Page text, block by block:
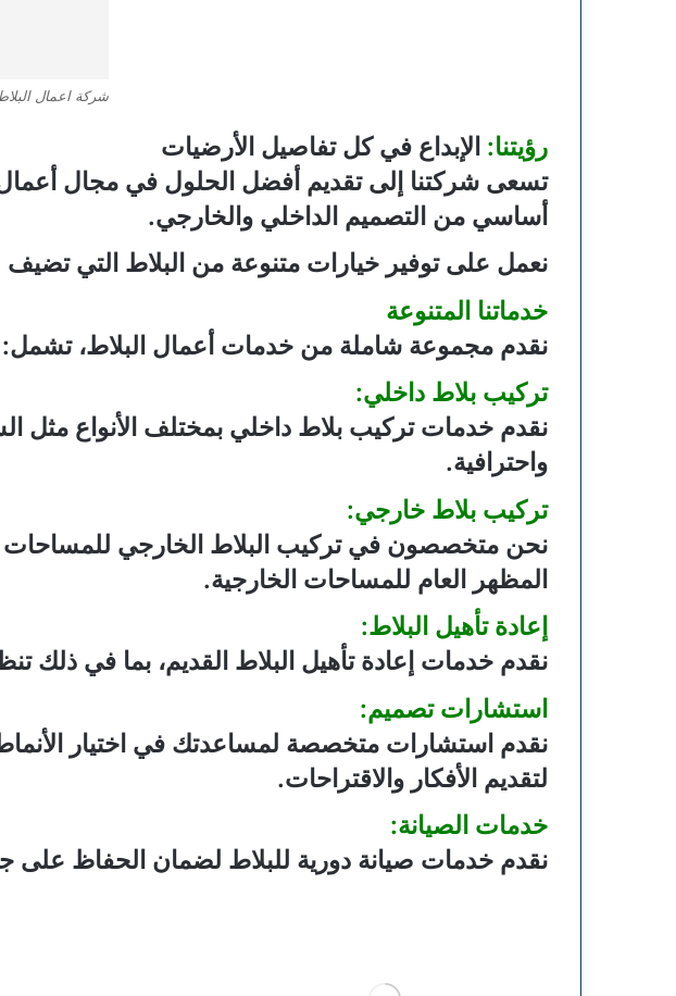
شركة اعمال
رؤيتنا: الإبداع في كل تفاصيل الأرضيات
تسعى شركتنا إلى تقديم أفضل الحلول في مجال
أساسي من التصميم الداخلي والخارجي.
نعمل على توفير خيارات متنوعة من البلاط التي
خدماتنا المتنوعة
نقدم مجموعة شاملة من خدمات أعمال البلاط، تشمل:
تركيب بلاط داخلي:
نقدم خدمات تركيب بلاط داخلي بمختلف الأنواع مثل
واحترافية.
تركيب بلاط خارجي:
نحن متخصصون في تركيب البلاط الخارجي للمساحات
المظهر العام للمساحات الخارجية.
إعادة تأهيل البلاط:
نقدم خدمات إعادة تأهيل البلاط القديم، بما في ذلك
استشارات تصميم:
نقدم استشارات متخصصة لمساعدتك في اختيار الأنماط
لتقديم الأفكار والاقتراحات.
خدمات الصيانة:
نقدم خدمات صيانة دورية للبلاط لضمان الحفاظ على